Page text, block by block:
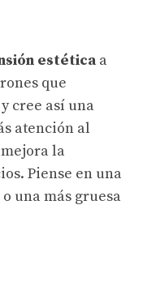
estética a
que
cree así una
atención al
la
Piense en una
una más gruesa